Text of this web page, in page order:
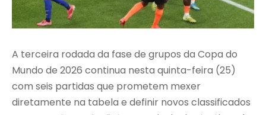
A terceira rodada da fase de grupos da Copa do
Mundo de 2026 continua nesta quinta-feira (25)
com seis partidas que prometem mexer
diretamente na tabela e definir novos classificados